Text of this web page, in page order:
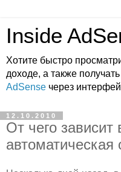
Inside
Хотите быстро
доходе, а также
AdSense через
12.10.2010
От чего
автоматическая